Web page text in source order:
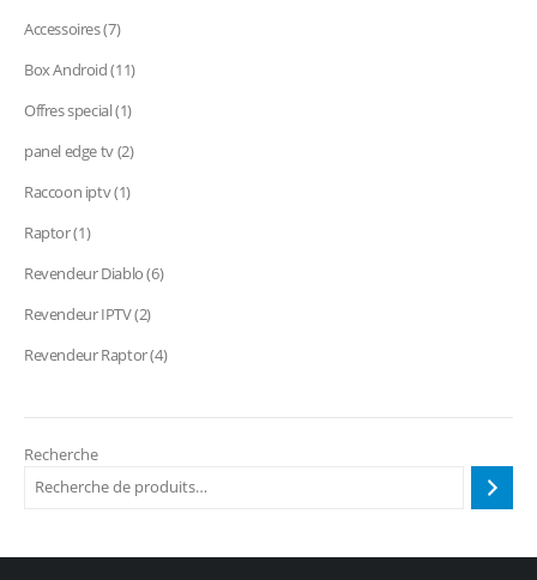
Accessoires 77
Box Android 1111
Offres special 11
panel edge tv 22
Raccoon iptv 11
Raptor 11
Revendeur Diablo 66
Revendeur IPTV 22
Revendeur Raptor 44
Recherche